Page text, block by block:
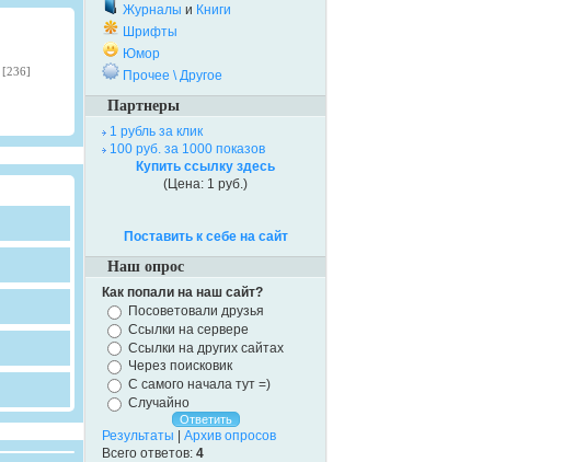
[236]
Журналы и Книги
Шрифты
Юмор
Прочее \ Другое
Партнеры
1 рубль за клик
100 руб. за 1000 показов
Купить ссылку здесь
(Цена: 1 руб.)
Поставить к себе на сайт
Наш опрос
Как попали на наш сайт?
Посоветовали друзья
Ссылки на сервере
Ссылки на других сайтах
Через поисковик
С самого начала тут =)
Случайно
Результаты
Архив опросов
Всего ответов: 4